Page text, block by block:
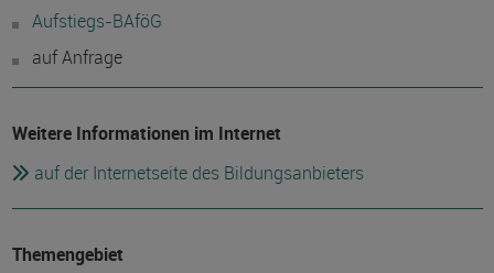
Aufstiegs-BAföG
auf Anfrage
Weitere Informationen im Internet
auf der Internetseite des Bildungsanbieters
Themengebiet